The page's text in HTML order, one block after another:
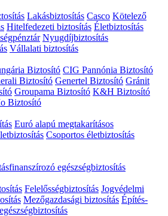
Lakásbiztosítás Casco Kötelező
Hitelfedezeti biztosítás Életbiztosítás
Nyugdíjbiztosítás
Vállalati biztosítás
Biztosító CIG Pannónia Biztosító
Biztosító Genertel Biztosító Gránit
Groupama Biztosító K&H Biztosító
Biztosító
Euró alapú megtakarításos
Csoportos életbiztosítás
egészségbiztosítás
Felelősségbiztosítás Jogvédelmi
Mezőgazdasági biztosítás Építés-